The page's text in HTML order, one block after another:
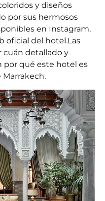
y diseños
por sus hermosos
en Instagram,
oficial del hotel.Las
cuán detallado y
por qué este hotel es
Marrakech.